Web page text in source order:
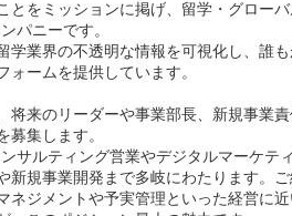
とをミッションに掲げ、留学・グロー
パニーです。
学業界の不透明な情報を可視化し、誰
ームを提供しています。
将来のリーダーや事業部長、新規事業
募集します。
サルティング営業やデジタルマーケテ
新規事業開発まで多岐にわたります。
ネジメントや予実管理といった経営に